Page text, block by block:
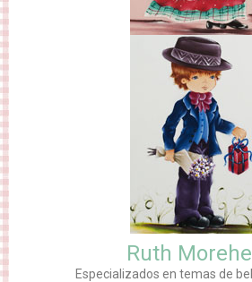
Ruth
Especializados en temas de